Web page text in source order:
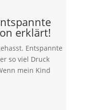
erklärt!
Entspannte
so viel Druck
mein Kind